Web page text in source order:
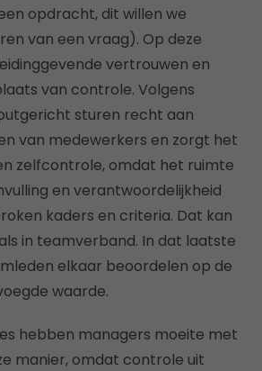
opdracht, dit willen we
van een vraag). Op deze
vertrouwen en
van controle. Volgens
sturen recht aan
van medewerkers en zorgt het
zelfcontrole, omdat het ruimte
en verantwoordelijkheid
kaders en criteria. Dat kan
in teamverband. In dat laatste
elkaar beoordelen op de
waarde.
hebben managers moeite met
manier, omdat controle uit